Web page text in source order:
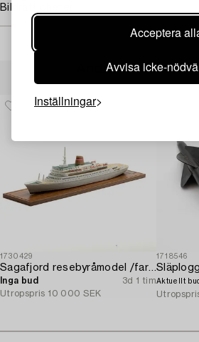
Acceptera
Avvisa icke-
Inställningar
Bildrättigheter
Andra har även
1730429
Sagafjord resebyråmodel /fartygsmodel.
Inga bud
3d 1 tim
Utropspris 10 000 SEK
1718546
Aktuellt